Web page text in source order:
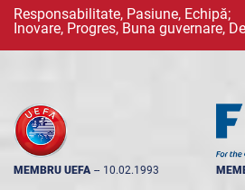
Responsabilitate, Pasiune, Echipă;
Inovare, Progres, Buna guvernare,
MEMBRU UEFA -- 10.02.1993